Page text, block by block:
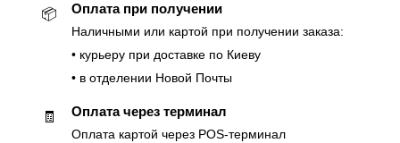
📦 Оплата при получении
Наличными или картой при получении заказа:
• курьеру при доставке по Киеву
• в отделении Новой Почты
🧾 Оплата через терминал
Оплата картой через POS-терминал